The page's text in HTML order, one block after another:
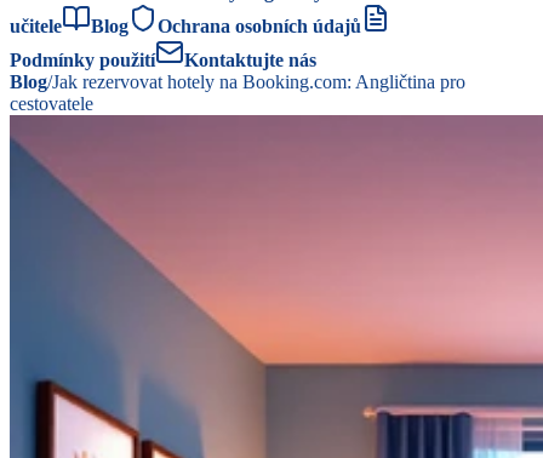
učitele
Blog
Ochrana osobních údajů
Podmínky použití
Kontaktujte nás
Blog/Jak rezervovat hotely na Booking.com: Angličtina pro
cestovatele